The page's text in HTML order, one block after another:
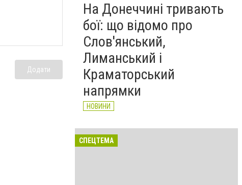
Додати
На Донеччині тривають
бої: що відомо про
Слов'янський,
Лиманський і
Краматорський
напрямки
НОВИНИ
СПЕЦТЕМА